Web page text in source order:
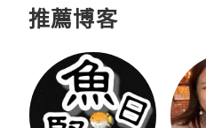
推薦博客